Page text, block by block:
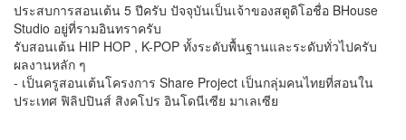
ประสบการสอนเต้น 5 ปีครับ ปัจจุบันเป็นเจ้าของสตูดิโอชื่อ BHouse
Studio อยู่ที่รามอินทราครับ
รับสอนเต้น HIP HOP , K-POP ทั้งระดับพื้นฐานและระดับทั่วไปครับ
ผลงานหลัก ๆ
- เป็นครูสอนเต้นโครงการ Share Project เป็นกลุ่มคนไทยที่สอนใน
ประเทศ ฟิลิปปินส์ สิงคโปร อินโดนีเซีย มาเลเซีย